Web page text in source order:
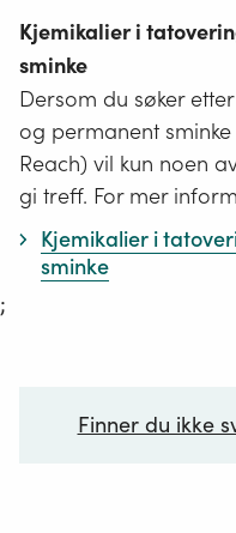
Kjemikalier i
sminke
Dersom du søker
og permanent
Reach) vil kun noen
gi treff. For mer
Kjemikalier i
sminke
;
Finner du ikke